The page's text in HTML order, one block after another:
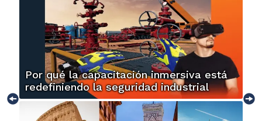
Por qué la capacitación inmersiva está
redefiniendo la seguridad industrial